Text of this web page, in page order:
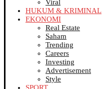
Viral
HUKUM & KRIMINAL
EKONOMI
Real Estate
Saham
Trending
Careers
Investing
Advertisement
Style